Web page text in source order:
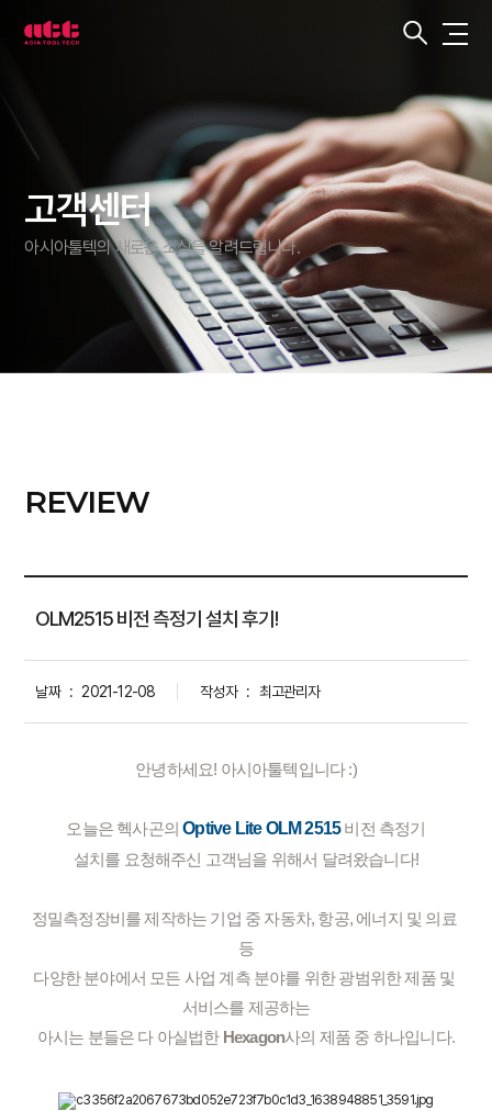
고객센터
아시아툴텍의 새로운 소식을 알려드립니다.
REVIEW
OLM2515 비전 측정기 설치 후기!
날짜 : 2021-12-08 작성자 : 최고관리자
안녕하세요! 아시아툴텍입니다 :)
오늘은 헥사곤의 Optive Lite OLM 2515 비전 측정기
설치를 요청해주신 고객님을 위해서 달려왔습니다!
정밀측정장비를 제작하는 기업 중 자동차, 항공, 에너지 및 의료
등
다양한 분야에서 모든 사업 계측 분야를 위한 광범위한 제품 및
서비스를 제공하는
아시는 분들은 다 아실법한 Hexagon사의 제품 중 하나입니다.